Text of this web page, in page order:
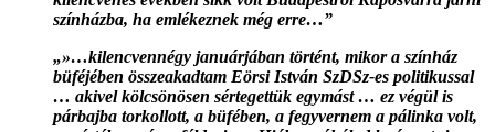
színházba, ha emlékeznek még erre…”
„»…kilencvennégy januárjában történt, mikor a színház
büféjében összeakadtam Eörsi István SzDSz-es politikussal
… akivel kölcsönösen sértegettük egymást … ez végül is
párbajba torkollott, a büfében, a fegyvernem a pálinka volt,